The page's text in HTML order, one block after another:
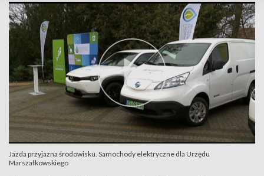
Jazda przyjazna środowisku. Samochody elektryczne dla Urzędu
Marszałkowskiego